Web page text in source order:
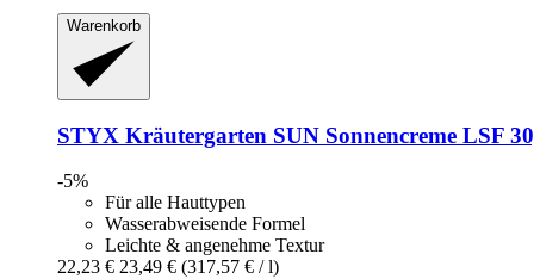
Warenkorb
STYX Kräutergarten SUN Sonnencreme LSF
-5%
Für alle Hauttypen
Wasserabweisende Formel
Leichte & angenehme Textur
22,23 € 23,49 € (317,57 € / l)